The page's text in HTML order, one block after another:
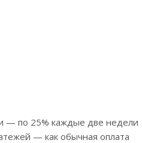
— по 25% каждые две недели
— как обычная оплата